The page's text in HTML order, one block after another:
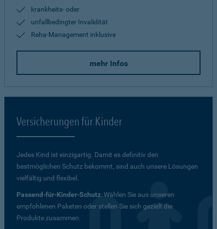
krankheits- oder
unfallbedingter Invalidität
Reha-Management inklusive
mehr Infos
Versicherungen für Kinder
Jedes Kind ist einzigartig. Damit es definitiv den
bestmöglichen Schutz bekommt, sind auch unsere Lösungen
vielfältig und flexibel.
Passend-für-Kinder-Schutz: Wählen Sie aus unseren
empfohlenen Paketen oder stellen Sie sich gezielt die
Produkte zusammen.